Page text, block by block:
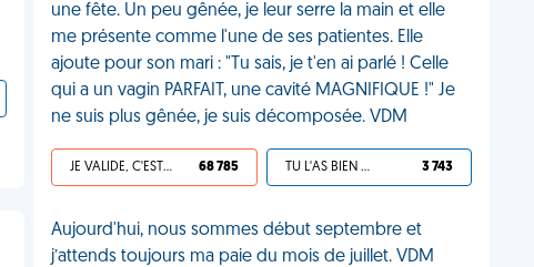
une fête. Un peu gênée, je leur serre la main et elle
me présente comme l'une de ses patientes. Elle
ajoute pour son mari : "Tu sais, je t'en ai parlé ! Celle
qui a un vagin PARFAIT, une cavité MAGNIFIQUE !" Je
ne suis plus gênée, je suis décomposée. VDM
JE VALIDE, C'EST UNE VDM 68 785 TU L'AS BIEN MÉRITÉ 3 743
Aujourd'hui, nous sommes début septembre et
j’attends toujours ma paie du mois de juillet. VDM